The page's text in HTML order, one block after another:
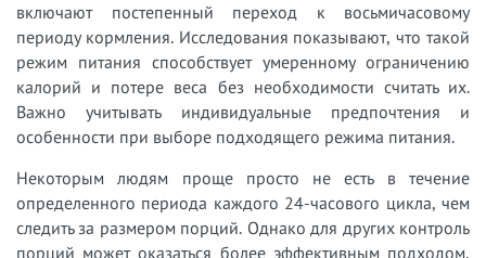
включают постепенный переход к восьмичасовому
периоду кормления. Исследования показывают, что такой
режим питания способствует умеренному ограничению
калорий и потере веса без необходимости считать их.
Важно учитывать индивидуальные предпочтения и
особенности при выборе подходящего режима питания.
Некоторым людям проще просто не есть в течение
определенного периода каждого 24-часового цикла, чем
следить за размером порций. Однако для других контроль
порций может оказаться более эффективным подходом,